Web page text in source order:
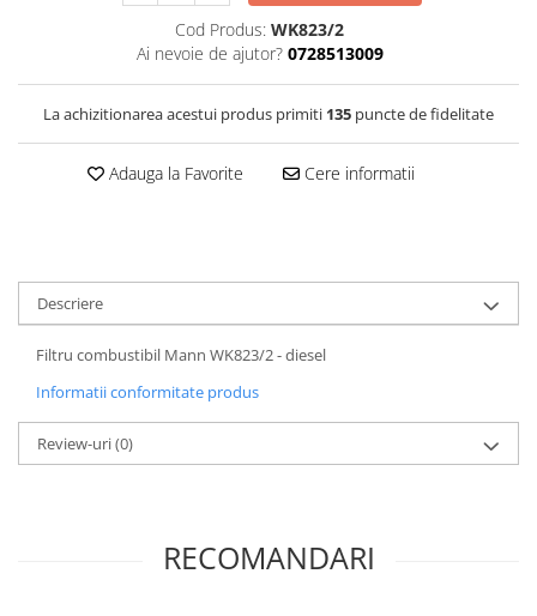
Filtre Combustibil
Filtre Habitaclu
Filtre Ulei
Produse Cosmetica Auto
Accesorii Auto
Accesorii telefoane mobile
Cabluri Curent Auto
Cabluri si adaptoare telefoane
Echipamente Service
Cod Produs: WK823/2
Ai nevoie de ajutor? 0728513009
La achizitionarea acestui produs primiti 135 puncte de fidelitate
Adauga la Favorite Cere informatii
Descriere
Filtru combustibil Mann WK823/2 - diesel
Informatii conformitate produs
Review-uri(0)
RECOMANDARI